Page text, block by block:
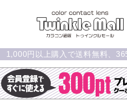
1,000円以上購入で送料無料、